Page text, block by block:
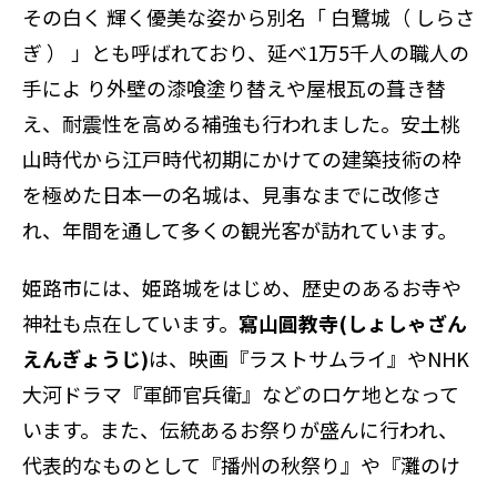
その白く 輝く優美な姿から別名「 白鷺城（ しらさ
ぎ ） 」とも呼ばれており、延べ1万5千人の職人の
手によ り外壁の漆喰塗り替えや屋根瓦の葺き替
え、耐震性を高める補強も行われました。安土桃
山時代から江戸時代初期にかけての建築技術の枠
を極めた日本一の名城は、見事なまでに改修さ
れ、年間を通して多くの観光客が訪れています。
姫路市には、姫路城をはじめ、歴史のあるお寺や
神社も点在しています。 寫山圓教寺(しょしゃざん
えんぎょうじ)は、映画『ラストサムライ』やNHK
大河ドラマ『軍師官兵衛』などのロケ地となって
います。また、伝統あるお祭りが盛んに行われ、
代表的なものとして『播州の秋祭り』や『灘のけ